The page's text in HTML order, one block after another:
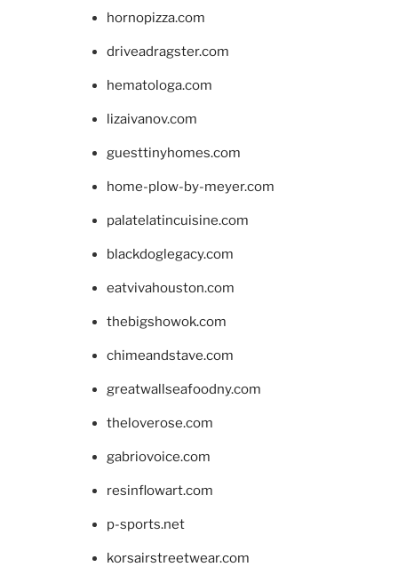
hornopizza.com
driveadragster.com
hematologa.com
lizaivanov.com
guesttinyhomes.com
home-plow-by-meyer.com
palatelatincuisine.com
blackdoglegacy.com
eatvivahouston.com
thebigshowok.com
chimeandstave.com
greatwallseafoodny.com
theloverose.com
gabriovoice.com
resinflowart.com
p-sports.net
korsairstreetwear.com